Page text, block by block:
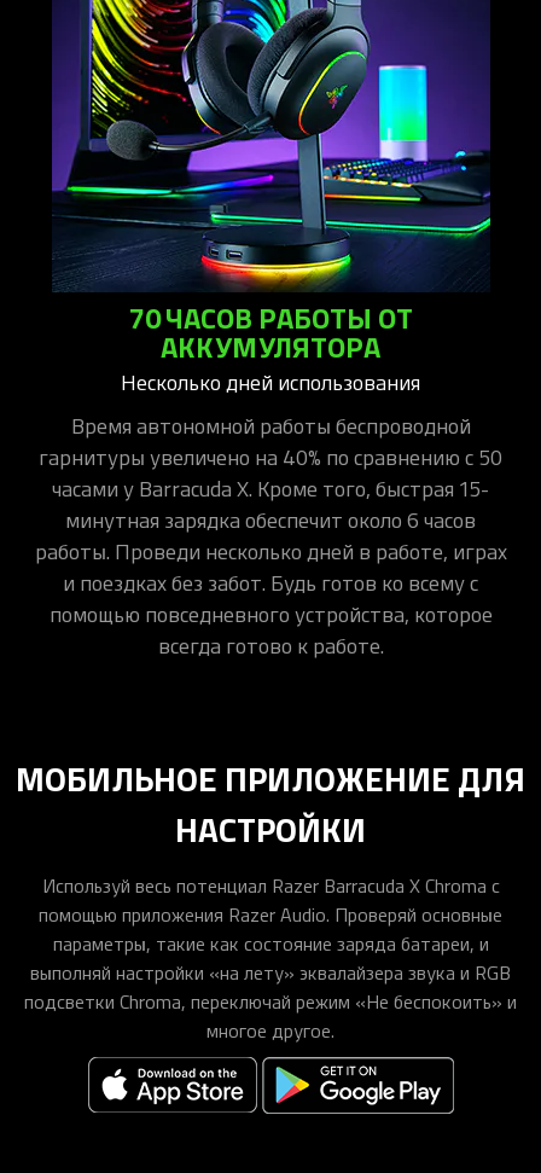
70 ЧАСОВ РАБОТЫ ОТ
АККУМУЛЯТОРА
Несколько дней использования
Время автономной работы беспроводной
гарнитуры увеличено на 40% по сравнению с 50
часами у Barracuda X. Кроме того, быстрая 15-
минутная зарядка обеспечит около 6 часов
работы. Проведи несколько дней в работе, играх
и поездках без забот. Будь готов ко всему с
помощью повседневного устройства, которое
всегда готово к работе.
МОБИЛЬНОЕ ПРИЛОЖЕНИЕ ДЛЯ
НАСТРОЙКИ
Используй весь потенциал Razer Barracuda X Chroma с
помощью приложения Razer Audio. Проверяй основные
параметры, такие как состояние заряда батареи, и
выполняй настройки «на лету» эквалайзера звука и RGB
подсветки Chroma, переключай режим «Не беспокоить» и
многое другое.